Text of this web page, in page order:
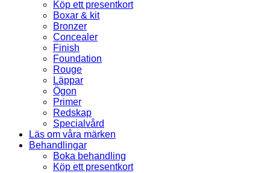
Köp ett presentkort
Boxar & kit
Bronzer
Concealer
Finish
Foundation
Rouge
Läppar
Ögon
Primer
Redskap
Specialvård
Läs om våra märken
Behandlingar
Boka behandling
Köp ett presentkort